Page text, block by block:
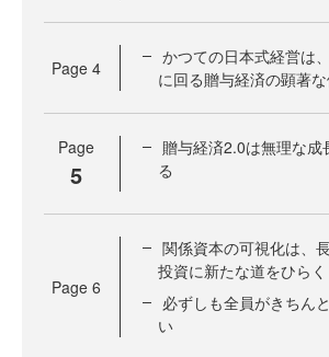
Page 4
かつての日本式経営は
に回る贈与経済の顕著
Page
5
贈与経済2.0は無理な成
る
Page 6
関係資本の可視化は、
投資に新たな道をひらく
必ずしも全員がきちん
い